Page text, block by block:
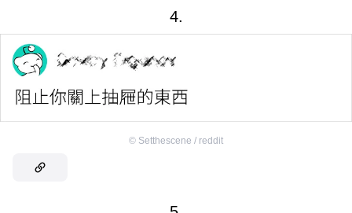
4.
© Setthescene / reddit